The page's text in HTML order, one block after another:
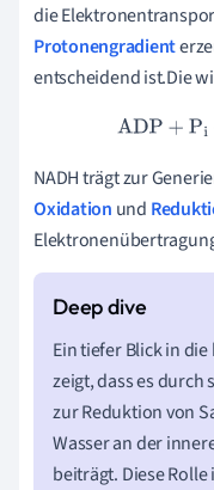
die
Protonengradient
entscheidend ist.Die
ADP
NADH trägt zur
Oxidation und
Ein tiefer Blick in
zeigt, dass es durch
zur Reduktion von
Wasser an der
beiträgt. Diese